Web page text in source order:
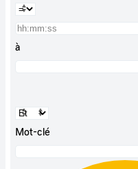
à
Mot-clé